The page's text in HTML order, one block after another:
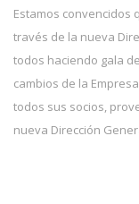
Estamos convencidos
través de la nueva
todos haciendo gala
cambios de la
todos sus socios,
nueva Dirección